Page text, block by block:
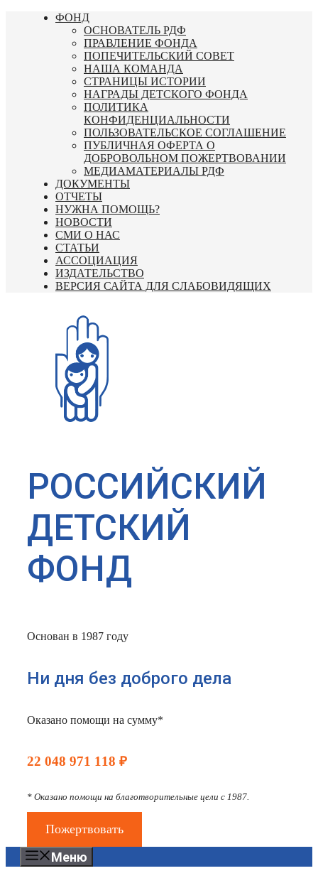
Перейти
ФОНД
ОСНОВАТЕЛЬ РДФ
ПРАВЛЕНИЕ ФОНДА
ПОПЕЧИТЕЛЬСКИЙ СОВЕТ
НАША КОМАНДА
СТРАНИЦЫ ИСТОРИИ
НАГРАДЫ ДЕТСКОГО ФОНДА
ПОЛИТИКА
КОНФИДЕНЦИАЛЬНОСТИ
ПОЛЬЗОВАТЕЛЬСКОЕ СОГЛАШЕНИЕ
ПУБЛИЧНАЯ ОФЕРТА О
ДОБРОВОЛЬНОМ ПОЖЕРТВОВАНИИ
МЕДИАМАТЕРИАЛЫ РДФ
ДОКУМЕНТЫ
ОТЧЕТЫ
НУЖНА ПОМОЩЬ?
НОВОСТИ
СМИ О НАС
СТАТЬИ
АССОЦИАЦИЯ
ИЗДАТЕЛЬСТВО
ВЕРСИЯ САЙТА ДЛЯ СЛАБОВИДЯЩИХ
РОССИЙСКИЙ
ДЕТСКИЙ
ФОНД
Основан в 1987 году
Ни дня без доброго дела
Оказано помощи на сумму*
22 048 971 118 ₽
* Оказано помощи на благотворительные цели с 1987.
Пожертвовать
Меню